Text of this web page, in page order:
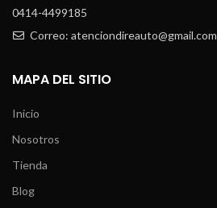
0414-4499185
Correo: atenciondireauto@gmail.com
MAPA DEL SITIO
Inicio
Nosotros
Tienda
Blog